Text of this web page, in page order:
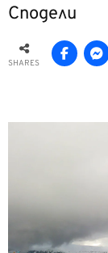
Сподели
SHARES